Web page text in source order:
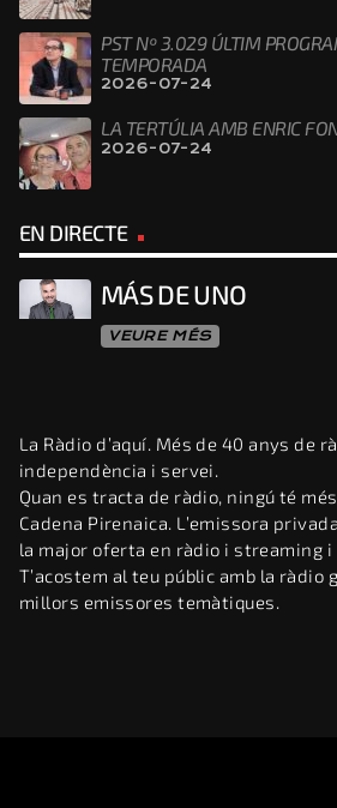
PST Nº 3.029 ÚLTIM
TEMPORADA
2026-07-24
LA TERTÚLIA AMB ENRIC
2026-07-24
EN DIRECTE
MÁS DE UNO
VEURE MÉS
La Ràdio d’aquí. Més de 40 anys de
independència i servei.
Quan es tracta de ràdio, ningú té
Cadena Pirenaica. L’emissora
la major oferta en ràdio i streaming i
T’acostem al teu públic amb la
millors emissores temàtiques.